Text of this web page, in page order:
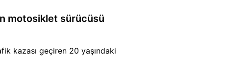
motosiklet sürücüsü
kazası geçiren 20 yaşındaki